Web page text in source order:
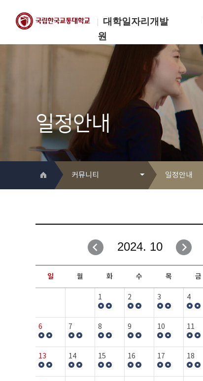
대학일자리개발
원
한국교통대학교
대학일자리개발원
일정안내
커뮤니티
취업성공지원과
창업지원·교육센터
현장실습/IPP사업단
커뮤니티
일정안내
자유게시판
일정안내
보도자료
행사갤러리
2024. 10
일 월 화 수 목 금
1 2 3 4
6 7 8 9 10 11
13 14 15 16 17 18